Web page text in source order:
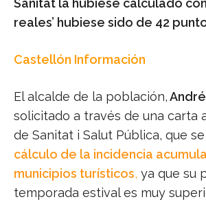
reales’ hubiese sido de 42
Castellón Información
El alcalde de la población,
solicitado a través de una carta
de Sanitat i Salut Pública, que
cálculo de la incidencia
municipios turísticos, ya que su
temporada estival es muy